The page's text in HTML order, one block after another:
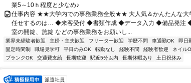
業5～10ｈ程度と少なめ♪
仕事内容 ★★大学内での事務業務全般★★ 大人気＆かんたんな大
任せするのは… ◆来客受付 ◆書類作成 ◆データ入力 ◆備品発注
室の開錠、施錠 などの事務業務をお願いし...
業界未経験者歓迎 主婦・主夫歓迎 フリーター歓迎 学歴不問 車通勤OK
即日
固定時間制
職場見学可 平日のみOK 転勤なし 経験不問 経験者歓迎 ネイル
ブランクOK
交通費支給 長期歓迎 駅近5分以内 長期休暇あり 土日祝休み
派遣社員